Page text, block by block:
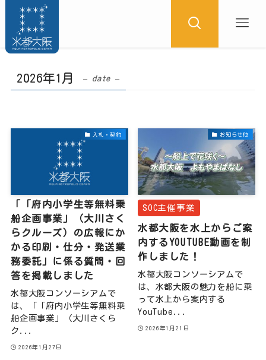
2026年1月 – date –
入札・契約
「「府内小学生等無料乗
船企画事業」（大川さく
らクルーズ）の広報にか
かる印刷・仕分・発送業
務委託」に係る質問・回
答を掲載しました
水都大阪コンソーシアムで
は、「「府内小学生等無料乗
船企画事業」（大川さくら
ク...
2026年1月27日
お知らせ他
SOC主催事業
水都大阪を水上からご案
内するYOUTUBE動画を制
作しました！
水都大阪コンソーシアムで
は、水都大阪の魅力を船に乗
って水上から案内する
YouTube...
2026年1月21日